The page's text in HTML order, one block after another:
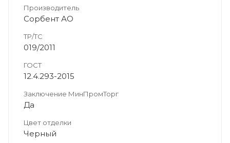
Производитель
Сорбент АО
ТР/ТС
019/2011
ГОСТ
12.4.293-2015
Заключение МинПромТорг
Да
Цвет отделки
Черный